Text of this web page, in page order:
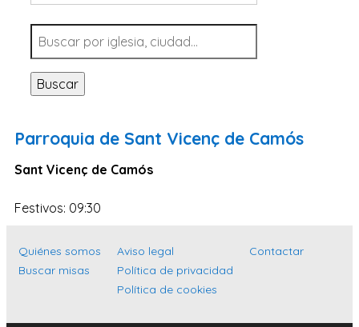
Tarragona
Navarra
Valladolid
Sevilla
Santa Cruz de Tenerife
Cantabria
Islas Baleares
Málaga
Buscar
Parroquia de Sant Vicenç de Camós
Sant Vicenç de Camós
Festivos: 09:30
Quiénes somos
Buscar misas
Aviso legal
Política de privacidad
Política de cookies
Contactar